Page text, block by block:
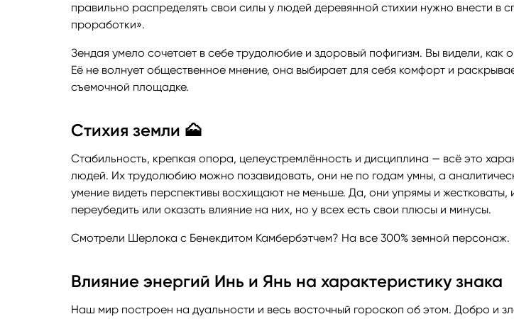
правильно распределять свои силы у людей деревянной стихии нужно внести в
проработки».
Зендая умело сочетает в себе трудолюбие и здоровый пофигизм. Вы видели, как
Её не волнует общественное мнение, она выбирает для себя комфорт и
съемочной площадке.
Стихия земли 🗻
Стабильность, крепкая опора, целеустремлённость и дисциплина — всё это
людей. Их трудолюбию можно позавидовать, они не по годам умны, а
умение видеть перспективы восхищают не меньше. Да, они упрямы и жестковаты,
переубедить или оказать влияние на них, но у всех есть свои плюсы и минусы.
Смотрели Шерлока с Бенекдитом Камбербэтчем? На все 300% земной персонаж.
Влияние энергий Инь и Янь на характеристику знака
Наш мир построен на дуальности и весь восточный гороскоп об этом. Добро и